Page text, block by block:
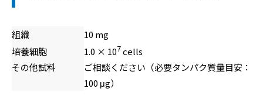
組織
10 mg
培養細胞
1.0 × 107cells
その他試料
ご相談ください（必要タンパク質量目安：
100 μg）